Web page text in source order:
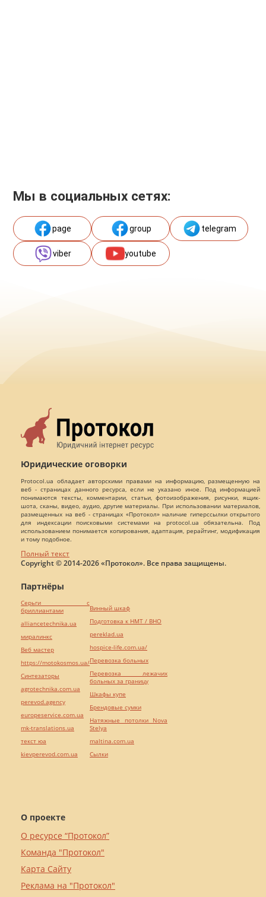
Мы в социальных сетях:
page group telegram
viber youtube
Юридические оговорки
Protocol.ua обладает авторскими правами на информацию, размещенную на
веб - страницах данного ресурса, если не указано иное. Под информацией
понимаются тексты, комментарии, статьи, фотоизображения, рисунки, ящик-
шота, сканы, видео, аудио, другие материалы. При использовании материалов,
размещенных на веб - страницах «Протокол» наличие гиперссылки открытого
для индексации поисковыми системами на protocol.ua обязательна. Под
использованием понимается копирования, адаптация, рерайтинг, модификация
и тому подобное.
Полный текст
Copyright © 2014-2026 «Протокол». Все права защищены.
О проекте
О ресурсе “Протокол”
Команда "Протокол"
Карта Сайту
Реклама на "Протокол"
Партнёры
Серьги с
бриллиантами
alliancetechnika.ua
миралинкс
Веб мастер
https://motokosmos.ua/
Синтезаторы
agrotechnika.com.ua
perevod.agency
europeservice.com.ua
mk-translations.ua
текст юа
kievperevod.com.ua
Винный шкаф
Подготовка к НМТ / ВНО
pereklad.ua
hospice-life.com.ua/
Перевозка больных
Перевозка лежачих
больных за границу
Шкафы купе
Брендовые сумки
Натяжные потолки Nova
Stelya
maltina.com.ua
Cылки